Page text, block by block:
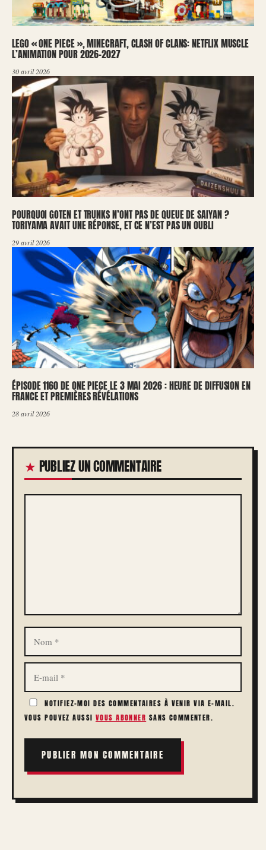
LEGO « ONE PIECE », MINECRAFT, CLASH OF CLANS: NETFLIX MUSCLE
L’ANIMATION POUR 2026-2027
30 avril 2026
POURQUOI GOTEN ET TRUNKS N’ONT PAS DE QUEUE DE SAIYAN ?
TORIYAMA AVAIT UNE RÉPONSE, ET CE N’EST PAS UN OUBLI
29 avril 2026
ÉPISODE 1160 DE ONE PIECE LE 3 MAI 2026 : HEURE DE DIFFUSION EN
FRANCE ET PREMIÈRES RÉVÉLATIONS
28 avril 2026
PUBLIEZ UN COMMENTAIRE
COMMENTAIRE
NOM
E-
MAIL
NOTIFIEZ-MOI DES COMMENTAIRES À VENIR VIA E-MAIL.
VOUS POUVEZ AUSSI VOUS ABONNER SANS COMMENTER.